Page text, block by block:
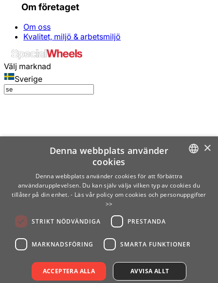
Om företaget
Om oss
Kvalitet, miljö & arbetsmiljö
Välj marknad
Sverige
SWEDISH
×
Denna webbplats använder
cookies
Denna webbplats använder cookies för att förbättra
användarupplevelsen. Du kan själv välja vilken typ av cookies du
tillåter på din enhet. - Läs vår policy om cookies och personuppgifter
>>
STRIKT NÖDVÄNDIGA PRESTANDA
MARKNADSFÖRING SMARTA FUNKTIONER
ACCEPTERA ALLA AVVISA ALLT